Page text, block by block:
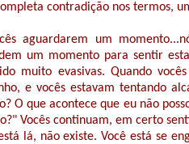
contradição nos termos,
aguardarem um
um momento para sentir
muito evasivas. Quando
e vocês estavam tentando
O que acontece que eu não
Vocês continuam, em certo
lá, não existe. Você está se